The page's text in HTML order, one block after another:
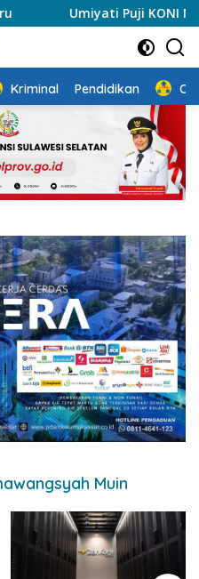
Puji KONI Makassar
Kriminal Pendidikan
Muin